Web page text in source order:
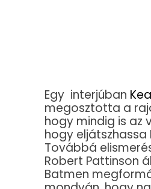
Egy interjúban
megosztotta a
hogy mindig is az
hogy
Továbbá
Robert Pattinson
Batmen